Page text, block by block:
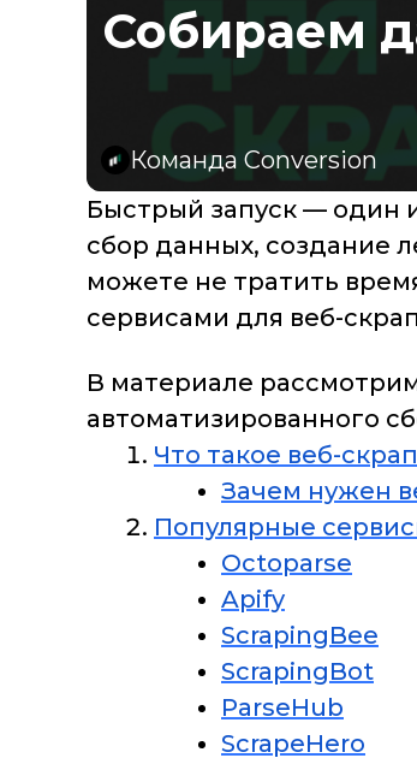
Собираем
Команда Conversion
Быстрый запуск — один
сбор данных, создание
можете не тратить
сервисами для веб-
В материале
автоматизированного
Что такое веб-
Зачем нужен
Популярные
Octoparse
Apify
ScrapingBee
ScrapingBot
ParseHub
ScrapeHero